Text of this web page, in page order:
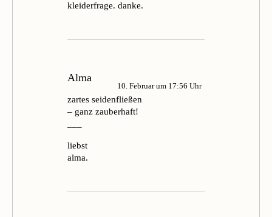
kleiderfrage. danke.
Alma
10. Februar um 17:56 Uhr
zartes seidenfließen
– ganz zauberhaft!
liebst
alma.